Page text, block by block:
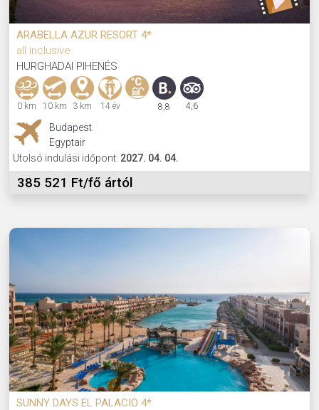
ARABELLA AZUR RESORT 4*
all inclusive
HURGHADAI PIHENÉS
0 km 10 km 3 km 14 év 8,8 4,6
Budapest
Egyptair
Utolsó indulási időpont: 2027. 04. 04.
385 521 Ft/fő ártól
SUNNY DAYS EL PALACIO 4*